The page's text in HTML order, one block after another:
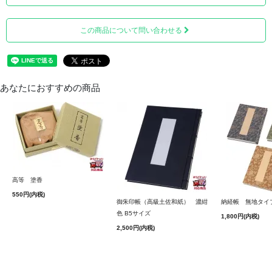
い、劣化しにくいというのが特徴で、紙の質感、ページを
繰るときの手触りや音がすごく滑らかだと好評頂いており
B5サイズの空白ページが100ページ綴じられています。
この商品について問い合わせる
あなたにおすすめの商品
高等 塗香
550円(内税)
御朱印帳（高級土佐和紙） 濃紺
色 B5サイズ
2,500円(内税)
納経帳 無地タイ
1,800円(内税)